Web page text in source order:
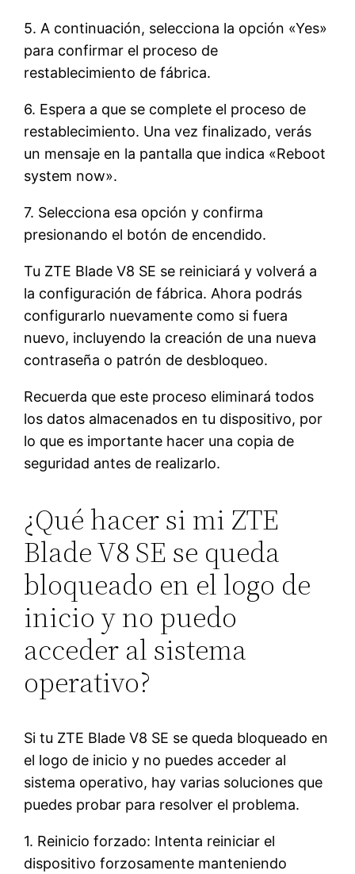
5. A continuación, selecciona la opción «Yes»
para confirmar el proceso de
restablecimiento de fábrica.
6. Espera a que se complete el proceso de
restablecimiento. Una vez finalizado, verás
un mensaje en la pantalla que indica «Reboot
system now».
7. Selecciona esa opción y confirma
presionando el botón de encendido.
Tu ZTE Blade V8 SE se reiniciará y volverá a
la configuración de fábrica. Ahora podrás
configurarlo nuevamente como si fuera
nuevo, incluyendo la creación de una nueva
contraseña o patrón de desbloqueo.
Recuerda que este proceso eliminará todos
los datos almacenados en tu dispositivo, por
lo que es importante hacer una copia de
seguridad antes de realizarlo.
¿Qué hacer si mi ZTE
Blade V8 SE se queda
bloqueado en el logo de
inicio y no puedo
acceder al sistema
operativo?
Si tu ZTE Blade V8 SE se queda bloqueado en
el logo de inicio y no puedes acceder al
sistema operativo, hay varias soluciones que
puedes probar para resolver el problema.
1. Reinicio forzado: Intenta reiniciar el
dispositivo forzosamente manteniendo